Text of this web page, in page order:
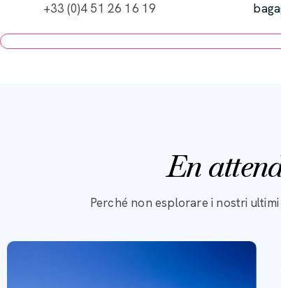
+33 (0)4 51 26 16 19
En
Perché non esplorare i nostri